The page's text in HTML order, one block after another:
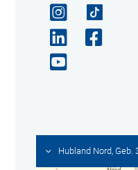
Hubland Nord, Geb.